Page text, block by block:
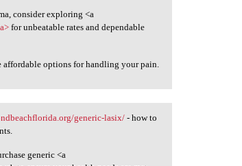
consider exploring <a
for unbeatable rates and dependable
affordable options for handling your pain.
generic-lasix/ - how to
generic <a